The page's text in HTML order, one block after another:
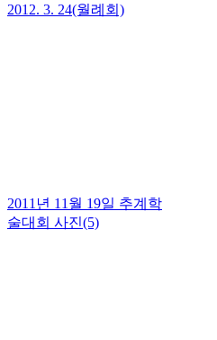
2012. 3. 24(월례회)
2011년 11월 19일 추계학
술대회 사진(5)